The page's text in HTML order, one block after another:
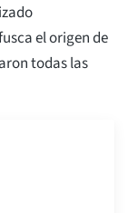
el origen de
todas las